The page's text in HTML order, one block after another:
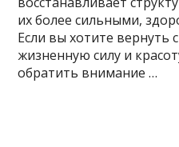
их более сильными,
Если вы хотите вернуть
жизненную силу и
обратить внимание …